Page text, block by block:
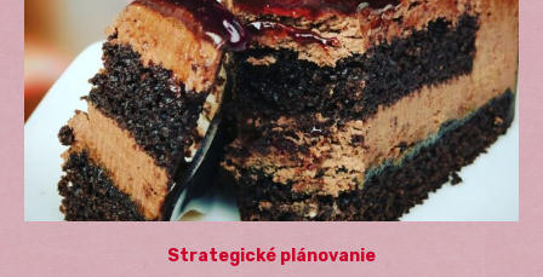
Strategické plánovanie